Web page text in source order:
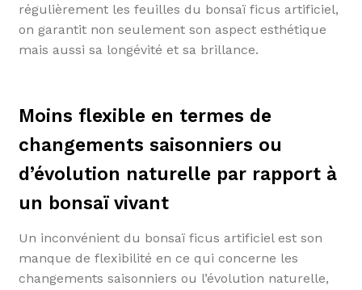
régulièrement les feuilles du bonsaï ficus artificiel,
on garantit non seulement son aspect esthétique
mais aussi sa longévité et sa brillance.
Moins flexible en termes de
changements saisonniers ou
d’évolution naturelle par rapport à
un bonsaï vivant
Un inconvénient du bonsaï ficus artificiel est son
manque de flexibilité en ce qui concerne les
changements saisonniers ou l’évolution naturelle,